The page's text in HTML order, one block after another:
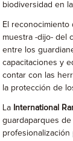
biodiversidad en
El reconocimiento
muestra -dijo- del
entre los
capacitaciones y
contar con las
la protección de
La International
guardaparques
profesionalización